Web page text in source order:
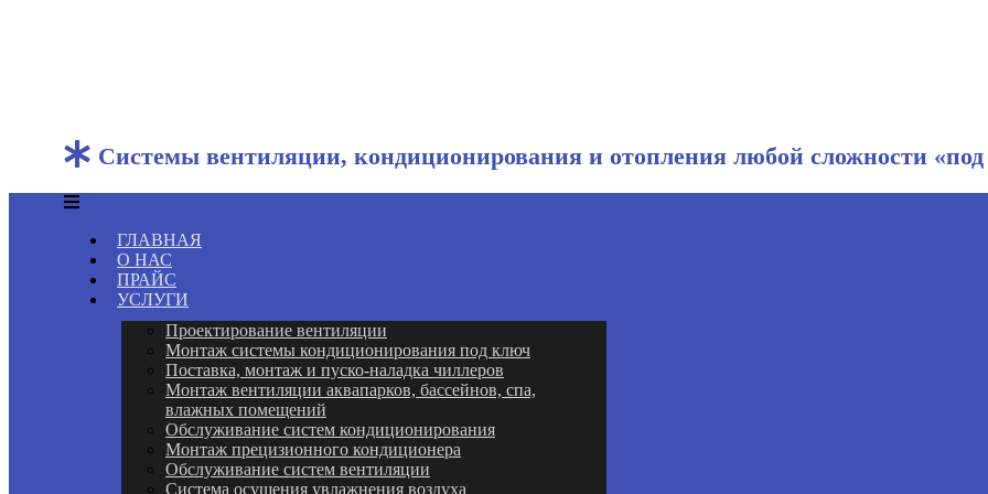
Системы вентиляции, кондиционирования и отопления любой сложности
ГЛАВНАЯ
О НАС
ПРАЙС
УСЛУГИ
Проектирование вентиляции
Монтаж системы кондиционирования под ключ
Поставка, монтаж и пуско-наладка чиллеров
Монтаж вентиляции аквапарков, бассейнов, спа,
влажных помещений
Обслуживание систем кондиционирования
Монтаж прецизионного кондиционера
Обслуживание систем вентиляции
Система осушения увлажнения воздуха